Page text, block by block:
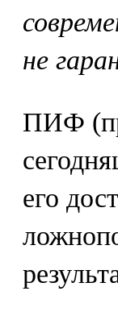
не
ПИФ
его